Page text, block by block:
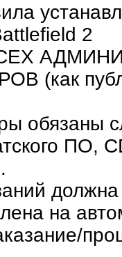
2
(как
обязаны
ПО,
на